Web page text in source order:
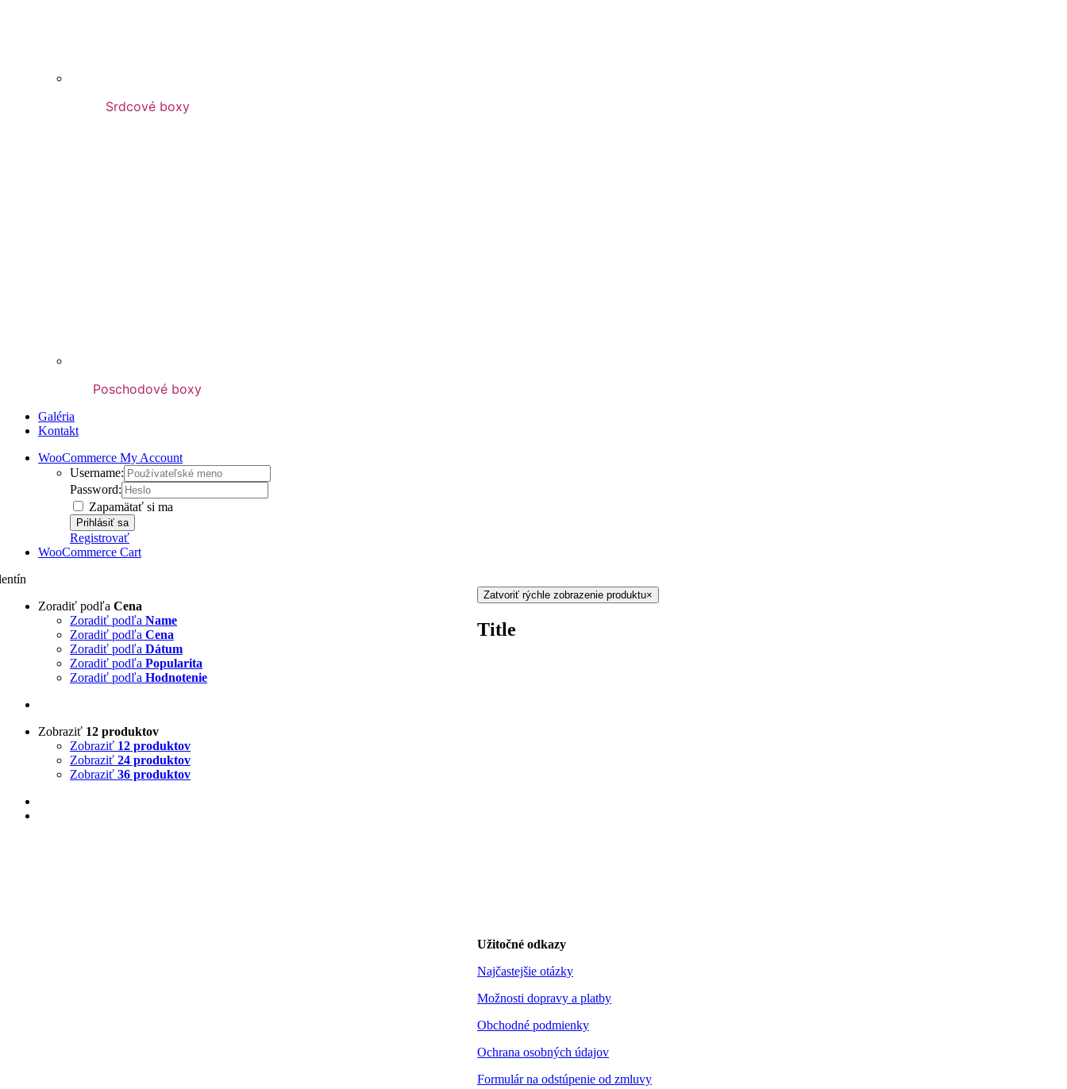
Srdcové boxy
Poschodové boxy
Galéria
Kontakt
WooCommerce My Account
Username:
Password:
Zapamätať si ma
Registrovať
WooCommerce Cart
Zoradiť podľa Cena
Zoradiť podľa Name
Zoradiť podľa Cena
Zoradiť podľa Dátum
Zoradiť podľa Popularita
Zoradiť podľa Hodnotenie
Zobraziť 12 produktov
Zobraziť 12 produktov
Zobraziť 24 produktov
Zobraziť 36 produktov
Zatvoriť rýchle zobrazenie produktu×
Title
Užitočné odkazy
Najčastejšie otázky
Možnosti dopravy a platby
Obchodné podmienky
Ochrana osobných údajov
Formulár na odstúpenie od zmluvy